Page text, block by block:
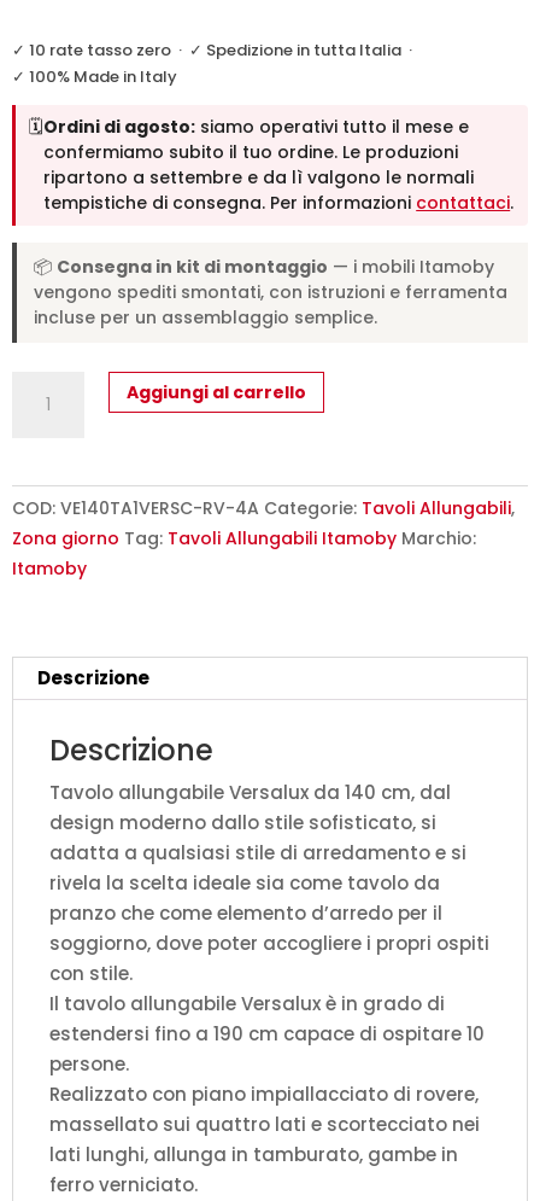
✓ 10 rate tasso zero · ✓ Spedizione in tutta Italia ·
✓ 100% Made in Italy
🗓️Ordini di agosto: siamo operativi tutto il mese e
confermiamo subito il tuo ordine. Le produzioni
ripartono a settembre e da lì valgono le normali
tempistiche di consegna. Per informazioni contattaci.
📦 Consegna in kit di montaggio — i mobili Itamoby
vengono spediti smontati, con istruzioni e ferramenta
incluse per un assemblaggio semplice.
allungabile
Versalux
rovere
scortecciato
4/A
quantità
Aggiungi al carrello
COD: VE140TA1VERSC-RV-4A Categorie: Tavoli Allungabili,
Zona giorno Tag: Tavoli Allungabili Itamoby Marchio:
Itamoby
Descrizione
Descrizione
Tavolo allungabile Versalux da 140 cm, dal
design moderno dallo stile sofisticato, si
adatta a qualsiasi stile di arredamento e si
rivela la scelta ideale sia come tavolo da
pranzo che come elemento d’arredo per il
soggiorno, dove poter accogliere i propri ospiti
con stile.
Il tavolo allungabile Versalux è in grado di
estendersi fino a 190 cm capace di ospitare 10
persone.
Realizzato con piano impiallacciato di rovere,
massellato sui quattro lati e scortecciato nei
lati lunghi, allunga in tamburato, gambe in
ferro verniciato.